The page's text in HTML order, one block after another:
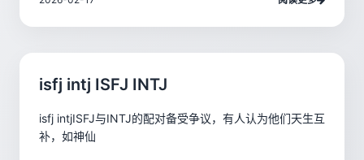
isfj intj ISFJ INTJ
isfj intjISFJ与INTJ的配对备受争议，有人认为他们天生互
补，如神仙